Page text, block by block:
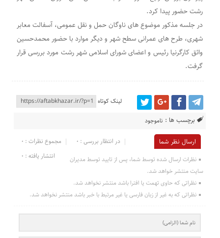
رشت حضور پیدا کرد.
در جلسه مذکور موضوع های ناوگان حمل و نقل عمومی، آسفالت معابر
شهری، طرح های عمرانی سطح شهر و دیگر موارد با حضور محمدحسین
واثق کارگرنیا رئیس و اعضای شورای اسلامی شهر رشت مورد بررسی قرار
گرفت.
لینک کوتاه
برچسب ها : ناموجود
ارسال نظر شما مجموع نظرات : 0
در انتظار بررسی : 0
انتشار یافته : 0
نظرات ارسال شده توسط شما، پس از تایید توسط مدیران
سایت منتشر خواهد شد.
نظراتی که حاوی تهمت یا افترا باشد منتشر نخواهد شد.
نظراتی که به غیر از زبان فارسی یا غیر مرتبط با خبر باشد منتشر نخواهد شد.